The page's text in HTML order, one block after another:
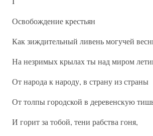
Освобождение крестьян
Как зиждительный ливень могучей
На незримых крылах ты над миром
От народа к народу, в страну из страны
От толпы городской в деревенскую
И горит за тобой, тени рабства гоня,